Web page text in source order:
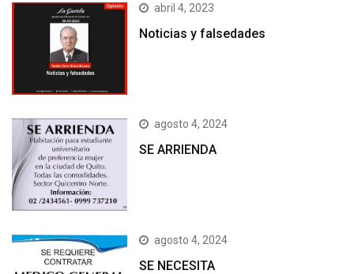
abril 4, 2023
Noticias y falsedades
agosto 4, 2024
SE ARRIENDA
agosto 4, 2024
SE NECESITA